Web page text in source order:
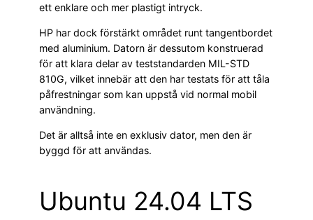
ett enklare och mer plastigt intryck.
HP har dock förstärkt området runt tangentbordet
med aluminium. Datorn är dessutom konstruerad
för att klara delar av teststandarden MIL-STD
810G, vilket innebär att den har testats för att tåla
påfrestningar som kan uppstå vid normal mobil
användning.
Det är alltså inte en exklusiv dator, men den är
byggd för att användas.
Ubuntu 24.04 LTS